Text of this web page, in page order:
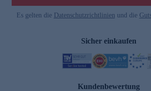
Es gelten die Datenschutzrichtlinien und die
Sicher einkaufen
Kundenbewertung